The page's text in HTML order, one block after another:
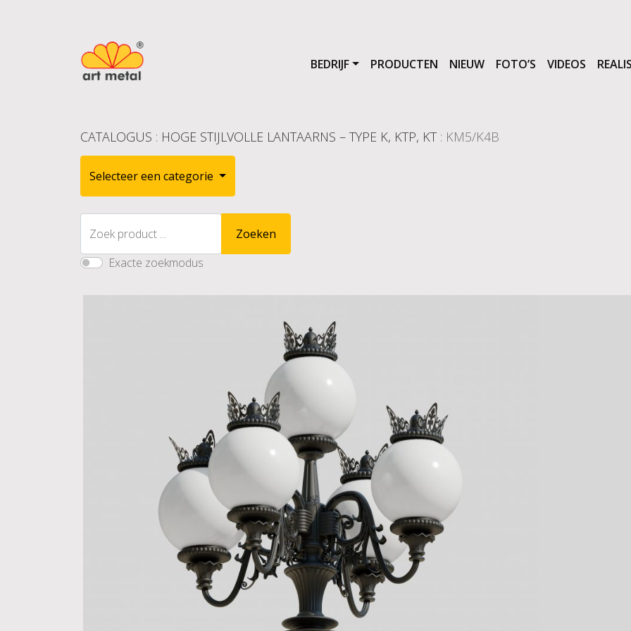
BEDRIJF PRODUCTEN NIEUW FOTO’S VIDEOS
CATALOGUS : HOGE STIJLVOLLE LANTAARNS – TYPE K, KTP, KT : KM5/K4B
Selecteer een categorie
Zoek product ...
Zoeken
Exacte zoekmodus